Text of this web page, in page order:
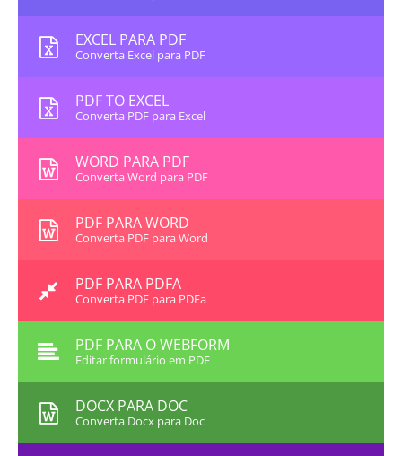
EXCEL PARA PDF
Converta Excel para PDF
PDF TO EXCEL
Converta PDF para Excel
WORD PARA PDF
Converta Word para PDF
PDF PARA WORD
Converta PDF para Word
PDF PARA PDFA
Converta PDF para PDFa
PDF PARA O WEBFORM
Editar formulário em PDF
DOCX PARA DOC
Converta Docx para Doc